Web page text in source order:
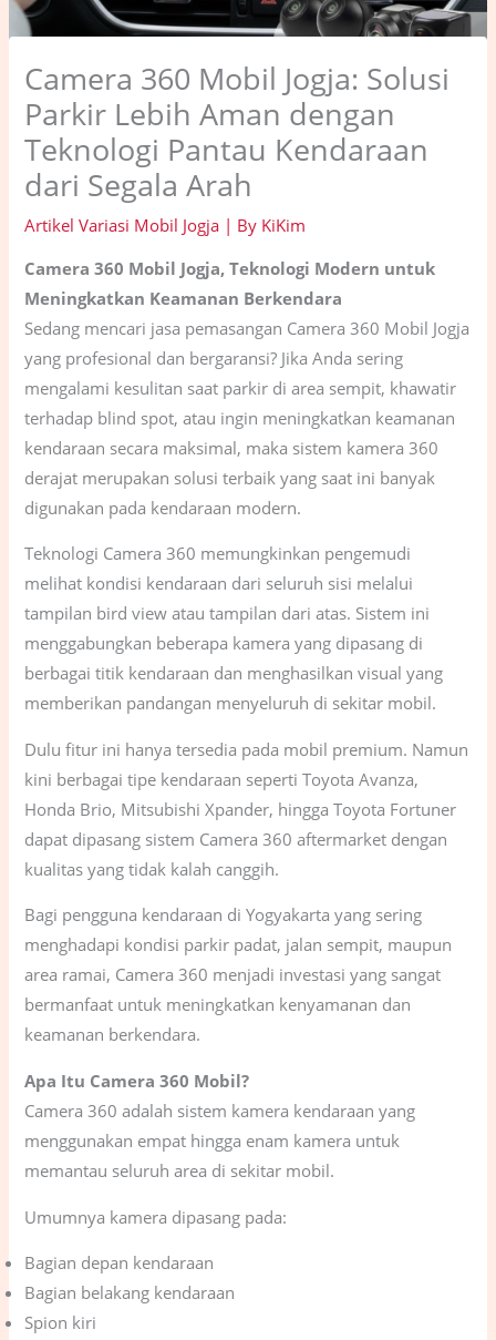
Camera 360 Mobil Jogja: Solusi
Parkir Lebih Aman dengan
Teknologi Pantau Kendaraan
dari Segala Arah
Artikel Variasi Mobil Jogja | By KiKim
Camera 360 Mobil Jogja, Teknologi Modern untuk
Meningkatkan Keamanan Berkendara
Sedang mencari jasa pemasangan Camera 360 Mobil Jogja
yang profesional dan bergaransi? Jika Anda sering
mengalami kesulitan saat parkir di area sempit, khawatir
terhadap blind spot, atau ingin meningkatkan keamanan
kendaraan secara maksimal, maka sistem kamera 360
derajat merupakan solusi terbaik yang saat ini banyak
digunakan pada kendaraan modern.
Teknologi Camera 360 memungkinkan pengemudi
melihat kondisi kendaraan dari seluruh sisi melalui
tampilan bird view atau tampilan dari atas. Sistem ini
menggabungkan beberapa kamera yang dipasang di
berbagai titik kendaraan dan menghasilkan visual yang
memberikan pandangan menyeluruh di sekitar mobil.
Dulu fitur ini hanya tersedia pada mobil premium. Namun
kini berbagai tipe kendaraan seperti Toyota Avanza,
Honda Brio, Mitsubishi Xpander, hingga Toyota Fortuner
dapat dipasang sistem Camera 360 aftermarket dengan
kualitas yang tidak kalah canggih.
Bagi pengguna kendaraan di Yogyakarta yang sering
menghadapi kondisi parkir padat, jalan sempit, maupun
area ramai, Camera 360 menjadi investasi yang sangat
bermanfaat untuk meningkatkan kenyamanan dan
keamanan berkendara.
Apa Itu Camera 360 Mobil?
Camera 360 adalah sistem kamera kendaraan yang
menggunakan empat hingga enam kamera untuk
memantau seluruh area di sekitar mobil.
Umumnya kamera dipasang pada:
Bagian depan kendaraan
Bagian belakang kendaraan
Spion kiri